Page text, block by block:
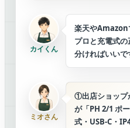
カイくん
楽天やAmazon
プロと充電式
分ければいいで
ミオさん
①出店ショップ
が「PH 2/1 ポ
式・USB-C・